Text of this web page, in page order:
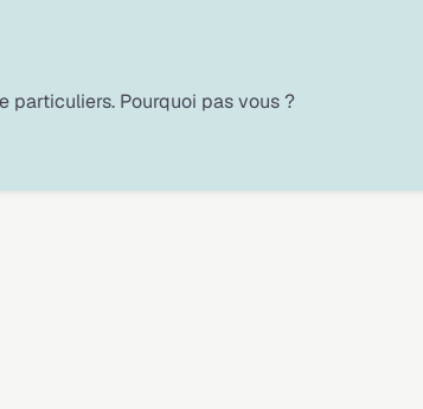
particuliers. Pourquoi pas vous ?